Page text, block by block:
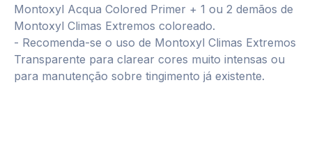
Montoxyl Acqua Colored Primer + 1 ou 2 demãos de
Montoxyl Climas Extremos coloreado.
- Recomenda-se o uso de Montoxyl Climas Extremos
Transparente para clarear cores muito intensas ou
para manutenção sobre tingimento já existente.